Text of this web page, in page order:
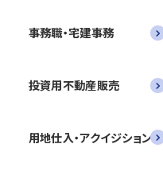
事務職・宅建事務
投資用不動産販売
用地仕入・アクイジション